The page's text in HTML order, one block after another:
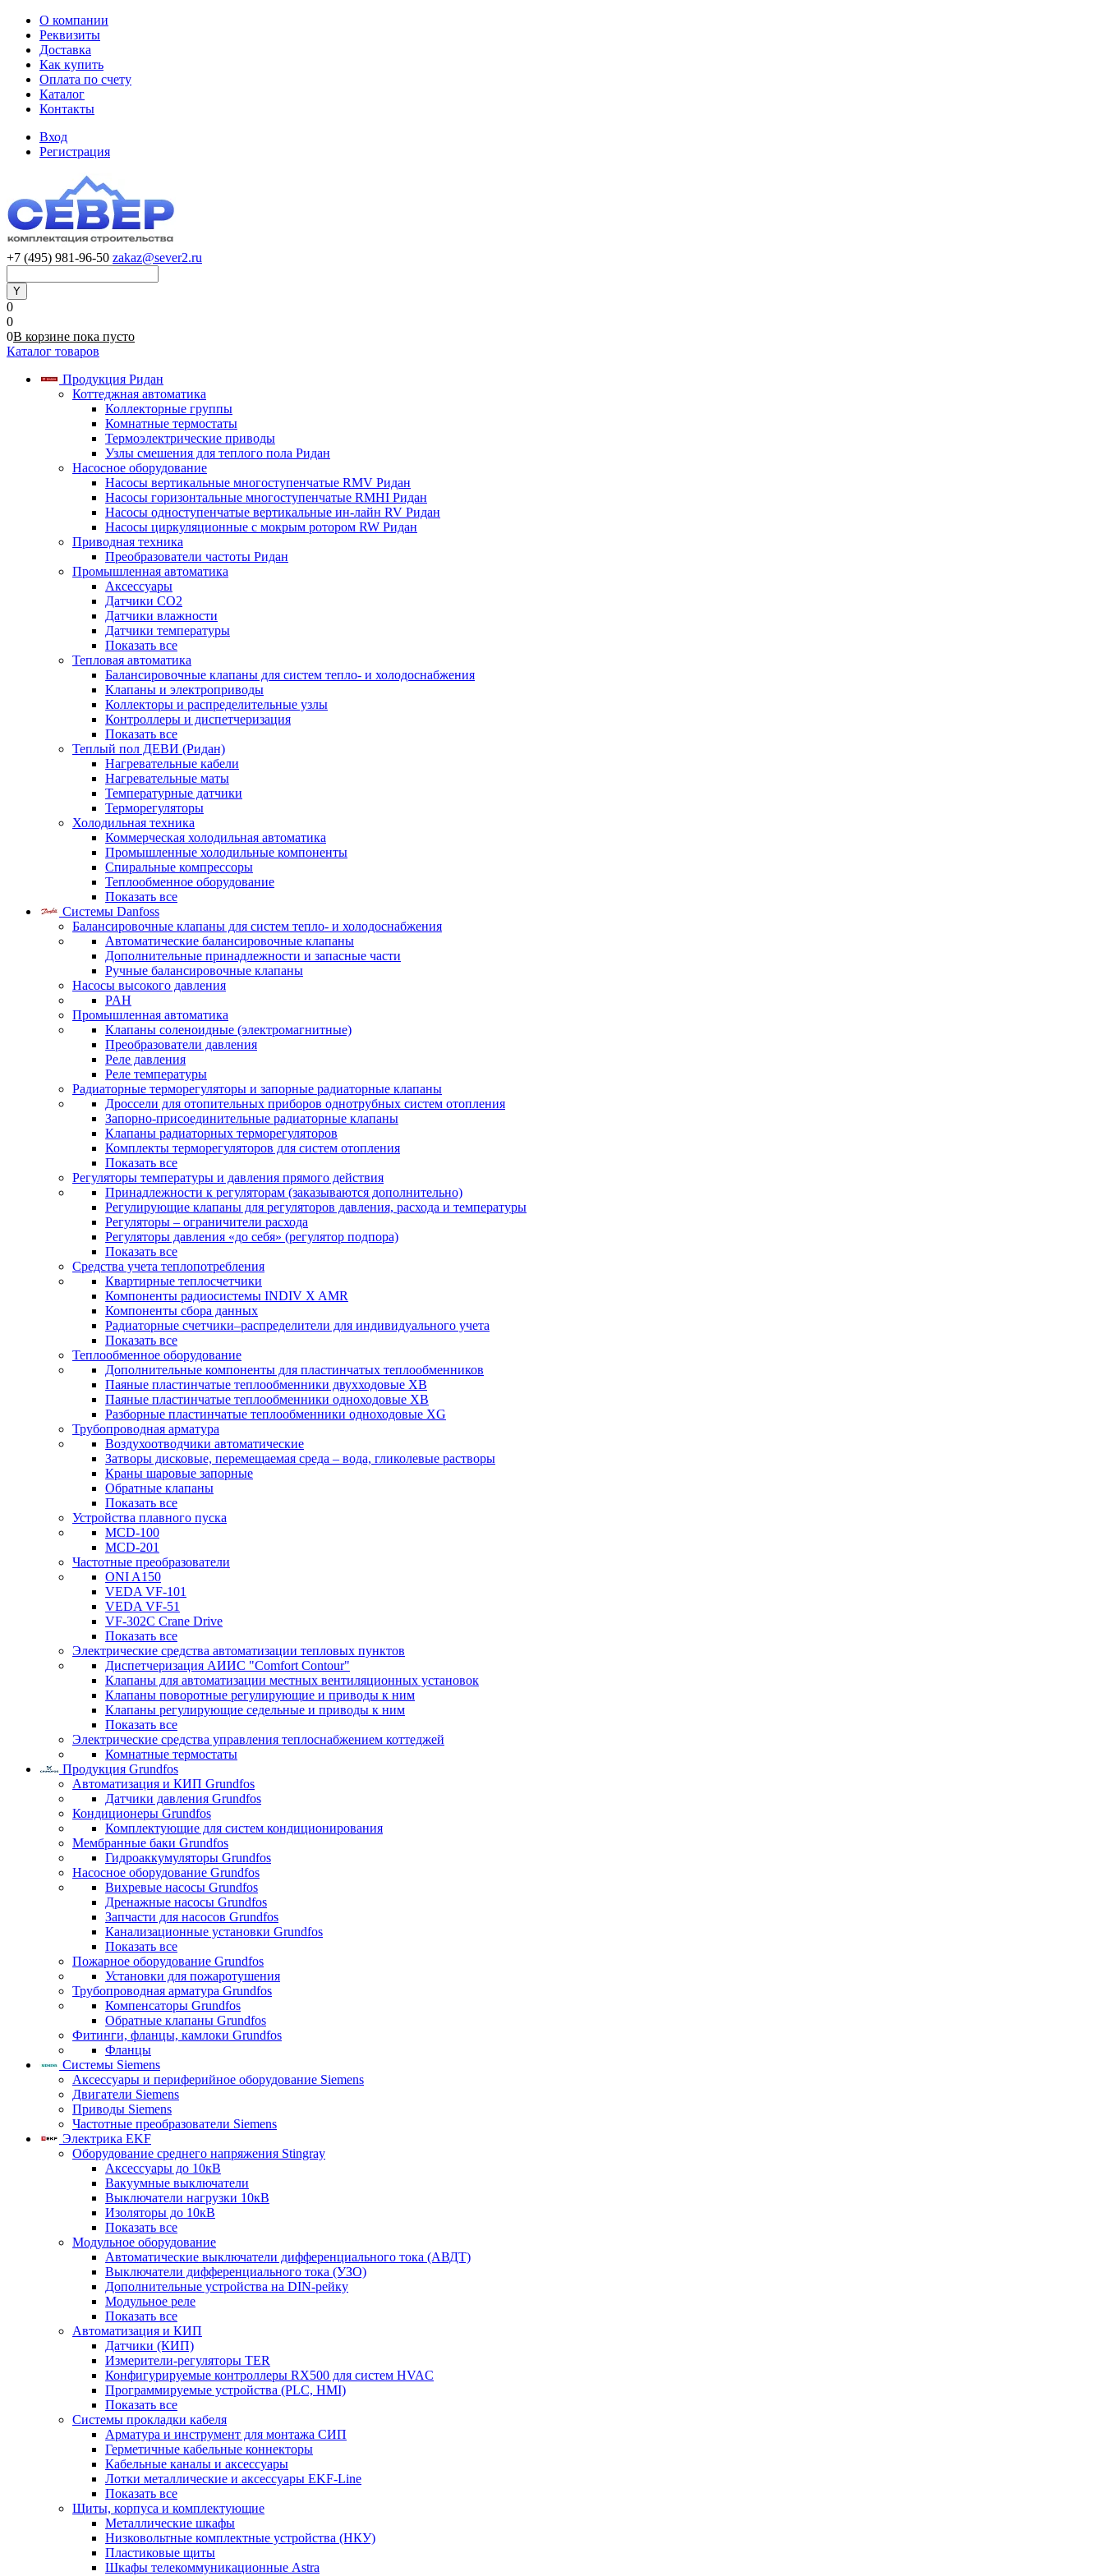
О компании
Реквизиты
Доставка
Как купить
Оплата по счету
Каталог
Контакты
Вход
Регистрация
+7 (495) 981-96-50 zakaz@sever2.ru
0
0
0В корзине пока пусто
Каталог товаров
Продукция Ридан
Коттеджная автоматика
Коллекторные группы
Комнатные термостаты
Термоэлектрические приводы
Узлы смешения для теплого пола Ридан
Насосное оборудование
Насосы вертикальные многоступенчатые RMV Ридан
Насосы горизонтальные многоступенчатые RMHI Ридан
Насосы одноступенчатые вертикальные ин-лайн RV Ридан
Насосы циркуляционные с мокрым ротором RW Ридан
Приводная техника
Преобразователи частоты Ридан
Промышленная автоматика
Аксессуары
Датчики CO2
Датчики влажности
Датчики температуры
Показать все
Тепловая автоматика
Балансировочные клапаны для систем тепло- и холодоснабжения
Клапаны и электроприводы
Коллекторы и распределительные узлы
Контроллеры и диспетчеризация
Показать все
Теплый пол ДЕВИ (Ридан)
Нагревательные кабели
Нагревательные маты
Температурные датчики
Терморегуляторы
Холодильная техника
Коммерческая холодильная автоматика
Промышленные холодильные компоненты
Спиральные компрессоры
Теплообменное оборудование
Показать все
Системы Danfoss
Балансировочные клапаны для систем тепло- и холодоснабжения
Автоматические балансировочные клапаны
Дополнительные принадлежности и запасные части
Ручные балансировочные клапаны
Насосы высокого давления
PAH
Промышленная автоматика
Клапаны соленоидные (электромагнитные)
Преобразователи давления
Реле давления
Реле температуры
Радиаторные терморегуляторы и запорные радиаторные клапаны
Дроссели для отопительных приборов однотрубных систем отопления
Запорно-присоединительные радиаторные клапаны
Клапаны радиаторных терморегуляторов
Комплекты терморегуляторов для систем отопления
Показать все
Регуляторы температуры и давления прямого действия
Принадлежности к регуляторам (заказываются дополнительно)
Регулирующие клапаны для регуляторов давления, расхода и температуры
Регуляторы – ограничители расхода
Регуляторы давления «до себя» (регулятор подпора)
Показать все
Средства учета теплопотребления
Квартирные теплосчетчики
Компоненты радиосистемы INDIV X AMR
Компоненты сбора данных
Радиаторные счетчики–распределители для индивидуального учета
Показать все
Теплообменное оборудование
Дополнительные компоненты для пластинчатых теплообменников
Паяные пластинчатые теплообменники двухходовые XB
Паяные пластинчатые теплообменники одноходовые ХВ
Разборные пластинчатые теплообменники одноходовые ХG
Трубопроводная арматура
Воздухоотводчики автоматические
Затворы дисковые, перемещаемая среда – вода, гликолевые растворы
Краны шаровые запорные
Обратные клапаны
Показать все
Устройства плавного пуска
MCD-100
MCD-201
Частотные преобразователи
ONI A150
VEDA VF-101
VEDA VF-51
VF-302C Crane Drive
Показать все
Электрические средства автоматизации тепловых пунктов
Диспетчеризация АИИС "Comfort Contour"
Клапаны для автоматизации местных вентиляционных установок
Клапаны поворотные регулирующие и приводы к ним
Клапаны регулирующие седельные и приводы к ним
Показать все
Электрические средства управления теплоснабжением коттеджей
Комнатные термостаты
Продукция Grundfos
Автоматизация и КИП Grundfos
Датчики давления Grundfos
Кондиционеры Grundfos
Комплектующие для систем кондиционирования
Мембранные баки Grundfos
Гидроаккумуляторы Grundfos
Насосное оборудование Grundfos
Вихревые насосы Grundfos
Дренажные насосы Grundfos
Запчасти для насосов Grundfos
Канализационные установки Grundfos
Показать все
Пожарное оборудование Grundfos
Установки для пожаротушения
Трубопроводная арматура Grundfos
Компенсаторы Grundfos
Обратные клапаны Grundfos
Фитинги, фланцы, камлоки Grundfos
Фланцы
Системы Siemens
Аксессуары и периферийное оборудование Siemens
Двигатели Siemens
Приводы Siemens
Частотные преобразователи Siemens
Электрика EKF
Оборудование среднего напряжения Stingray
Аксессуары до 10кВ
Вакуумные выключатели
Выключатели нагрузки 10кВ
Изоляторы до 10кВ
Показать все
Модульное оборудование
Автоматические выключатели дифференциального тока (АВДТ)
Выключатели дифференциального тока (УЗО)
Дополнительные устройства на DIN-рейку
Модульное реле
Показать все
Автоматизация и КИП
Датчики (КИП)
Измерители-регуляторы TER
Конфигурируемые контроллеры RX500 для систем HVAC
Программируемые устройства (PLC, HMI)
Показать все
Системы прокладки кабеля
Арматура и инструмент для монтажа СИП
Герметичные кабельные коннекторы
Кабельные каналы и аксессуары
Лотки металлические и аксессуары EKF-Line
Показать все
Щиты, корпуса и комплектующие
Металлические шкафы
Низковольтные комплектные устройства (НКУ)
Пластиковые щиты
Шкафы телекоммуникационные Astra